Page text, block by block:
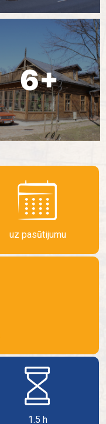
uz pasūtijumu
1.5 h